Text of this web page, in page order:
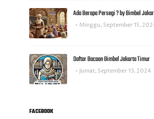
Ada Berapa Persegi ? by Bimbel
Minggu, September 15,
Daftar Bacaan Bimbel Jakarta Timur
Jumat, September 13, 2024
FACEBOOK